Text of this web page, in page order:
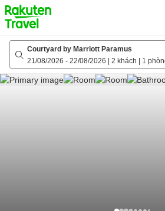
to
top
page
Courtyard by Marriott Paramus
21/08/2026 - 22/08/2026 2 khách 1